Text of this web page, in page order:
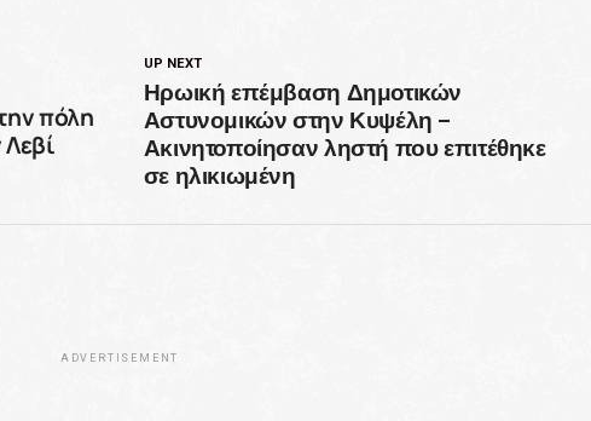
UP NEXT
Ηρωική επέμβαση Δημοτικών
Αστυνομικών στην Κυψέλη –
Ακινητοποίησαν ληστή που επιτέθηκε
σε ηλικιωμένη
πόλη
ADVERTISEMENT